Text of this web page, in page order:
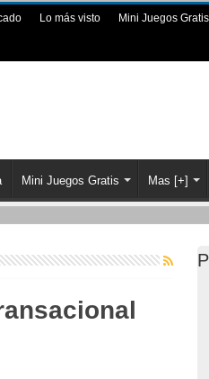
Lo más visto Mini Juegos Gratis
Mini Juegos Gratis Mas [+]